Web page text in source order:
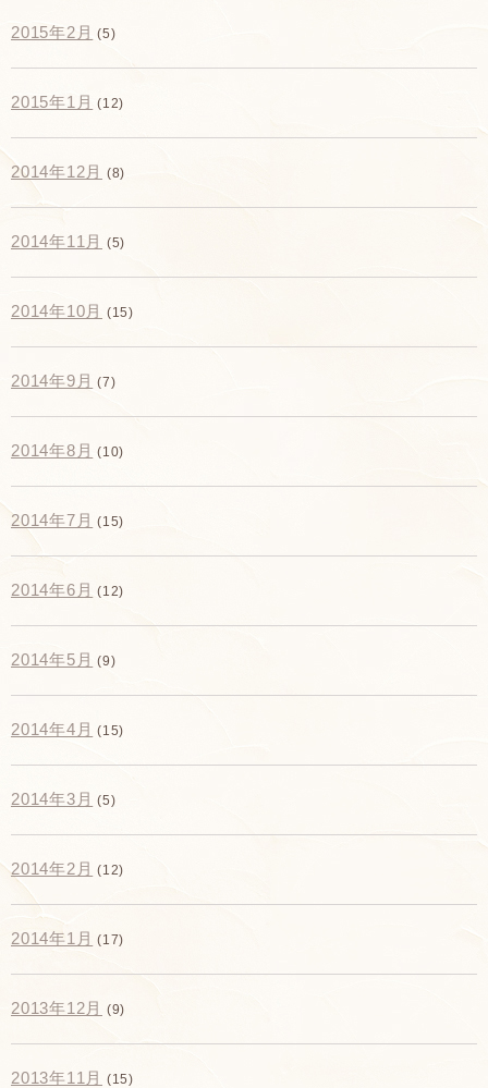
2015年2月 (5)
2015年1月 (12)
2014年12月 (8)
2014年11月 (5)
2014年10月 (15)
2014年9月 (7)
2014年8月 (10)
2014年7月 (15)
2014年6月 (12)
2014年5月 (9)
2014年4月 (15)
2014年3月 (5)
2014年2月 (12)
2014年1月 (17)
2013年12月 (9)
2013年11月 (15)